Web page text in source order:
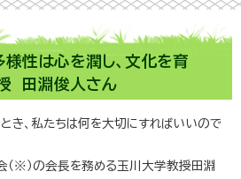
様性は心を潤し、文化を育
田淵俊人さん
き、私たちは何を大切にすればいいので
（※）の会長を務める玉川大学教授田淵